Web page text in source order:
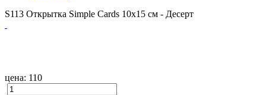
S113 Открытка Simple Cards 10х15 см - Десерт
цена: 110